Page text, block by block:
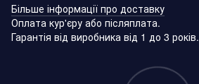
Більше інформації про доставку
Оплата кур'єру або післяплата.
Гарантія від виробника від 1 до 3 років.